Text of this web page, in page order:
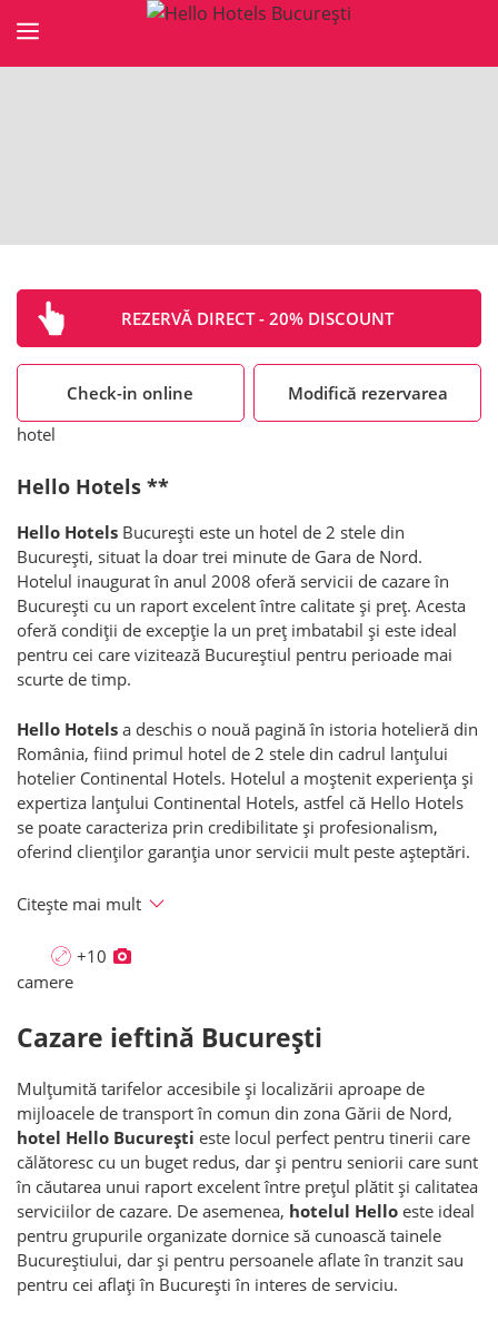
REZERVĂ DIRECT - 20% DISCOUNT
Check-in online
Modifică rezervarea
hotel
Hello Hotels **
Hello Hotels București este un hotel de 2 stele din
București, situat la doar trei minute de Gara de Nord.
Hotelul inaugurat în anul 2008 oferă servicii de cazare în
București cu un raport excelent între calitate și preț. Acesta
oferă condiții de excepție la un preț imbatabil și este ideal
pentru cei care vizitează Bucureștiul pentru perioade mai
scurte de timp.
Hello Hotels a deschis o nouă pagină în istoria hotelieră din
România, fiind primul hotel de 2 stele din cadrul lanțului
hotelier Continental Hotels. Hotelul a moștenit experiența și
expertiza lanțului Continental Hotels, astfel că Hello Hotels
se poate caracteriza prin credibilitate și profesionalism,
oferind clienților garanția unor servicii mult peste așteptări.
Citește mai mult
+10
camere
Cazare ieftină București
Mulțumită tarifelor accesibile și localizării aproape de
mijloacele de transport în comun din zona Gării de Nord,
hotel Hello București este locul perfect pentru tinerii care
călătoresc cu un buget redus, dar și pentru seniorii care sunt
în căutarea unui raport excelent între prețul plătit și calitatea
serviciilor de cazare. De asemenea, hotelul Hello este ideal
pentru grupurile organizate dornice să cunoască tainele
Bucureștiului, dar și pentru persoanele aflate în tranzit sau
pentru cei aflați în București în interes de serviciu.